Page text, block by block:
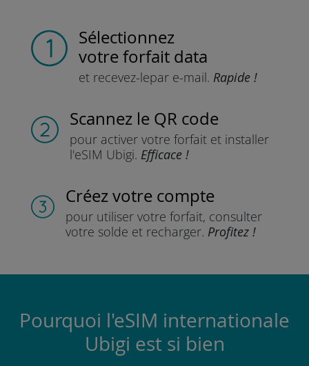
Sélectionnez
votre forfait data
et recevez-lepar e-mail. Rapide !
Scannez le QR code
pour activer votre forfaitet installer
l'eSIM Ubigi. Efficace !
Créez votre compte
pour utiliser votre forfait, consulter
votre solde et recharger. Profitez !
Pourquoi l'eSIM internationale
Ubigi est si bien